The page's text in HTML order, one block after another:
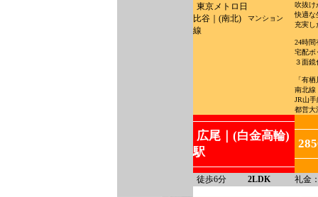
東京メトロ日
比谷｜(南北)
線
マンション
吹抜け
快適な
充実し
24時
宅配
３面
「有
南北線
JR山
都営大
広尾｜(白金高輪)
駅
徒歩6分 2LDK 礼金